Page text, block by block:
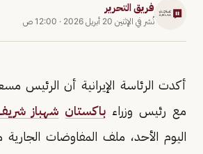
فريق التحرير
نُشر في الإثنين 20 أبريل 2026 · 12:00 ص
أكدت الرئاسة الإيرانية أن الرئيس
مع رئيس وزراء باكستان شهباز
اليوم الأحد، ملف المفاوضات الجارية